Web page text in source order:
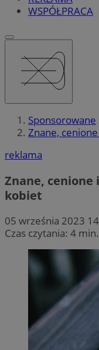
WSPÓŁPRACA
Sponsorowane
Znane,
reklama
Znane,
kobiet
05 września 2023
Czas czytania: 4 min.